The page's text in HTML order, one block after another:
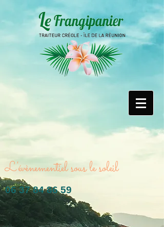
L'évènementiel sous le soleil
06 37 84 86 59